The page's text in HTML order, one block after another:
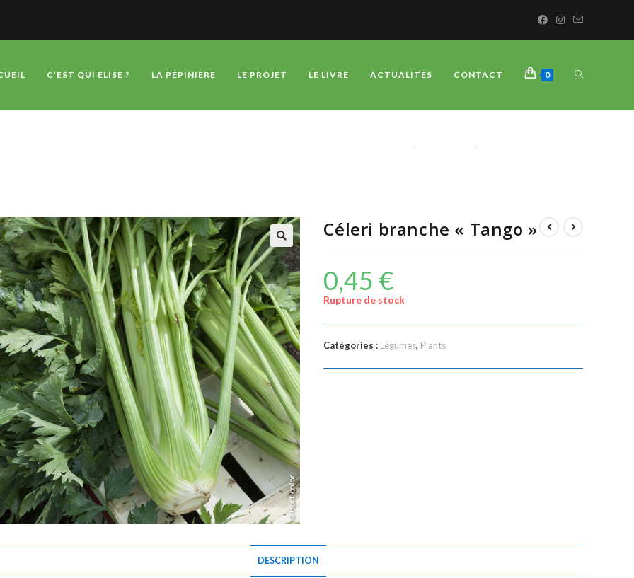
C’EST QUI ELISE ? LA PÉPINIÈRE LE PROJET LE LIVRE ACTUALITÉS CONTACT 0
Céleri branche « Tango »
0,45 €
Rupture de stock
Catégories : Légumes, Plants
DESCRIPTION